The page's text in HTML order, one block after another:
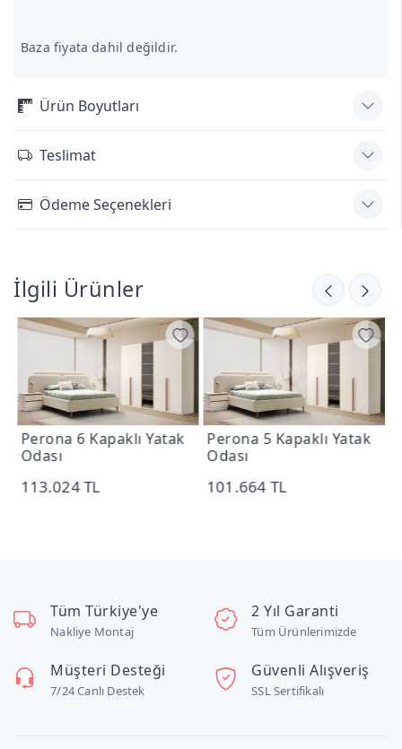
Baza fiyata dahil değildir.
Ürün Boyutları
Teslimat
Ödeme Seçenekleri
İlgili Ürünler
Perona 5 Kapaklı Yatak
Odası
101.664 TL
Perona 4 Kapaklı Yatak
Odası
84.288 TL
Tüm Türkiye'ye
Nakliye Montaj
2 Yıl Garanti
Tüm Ürünlerimizde
Müşteri Desteği
7/24 Canlı Destek
Güvenli Alışveriş
SSL Sertifikalı